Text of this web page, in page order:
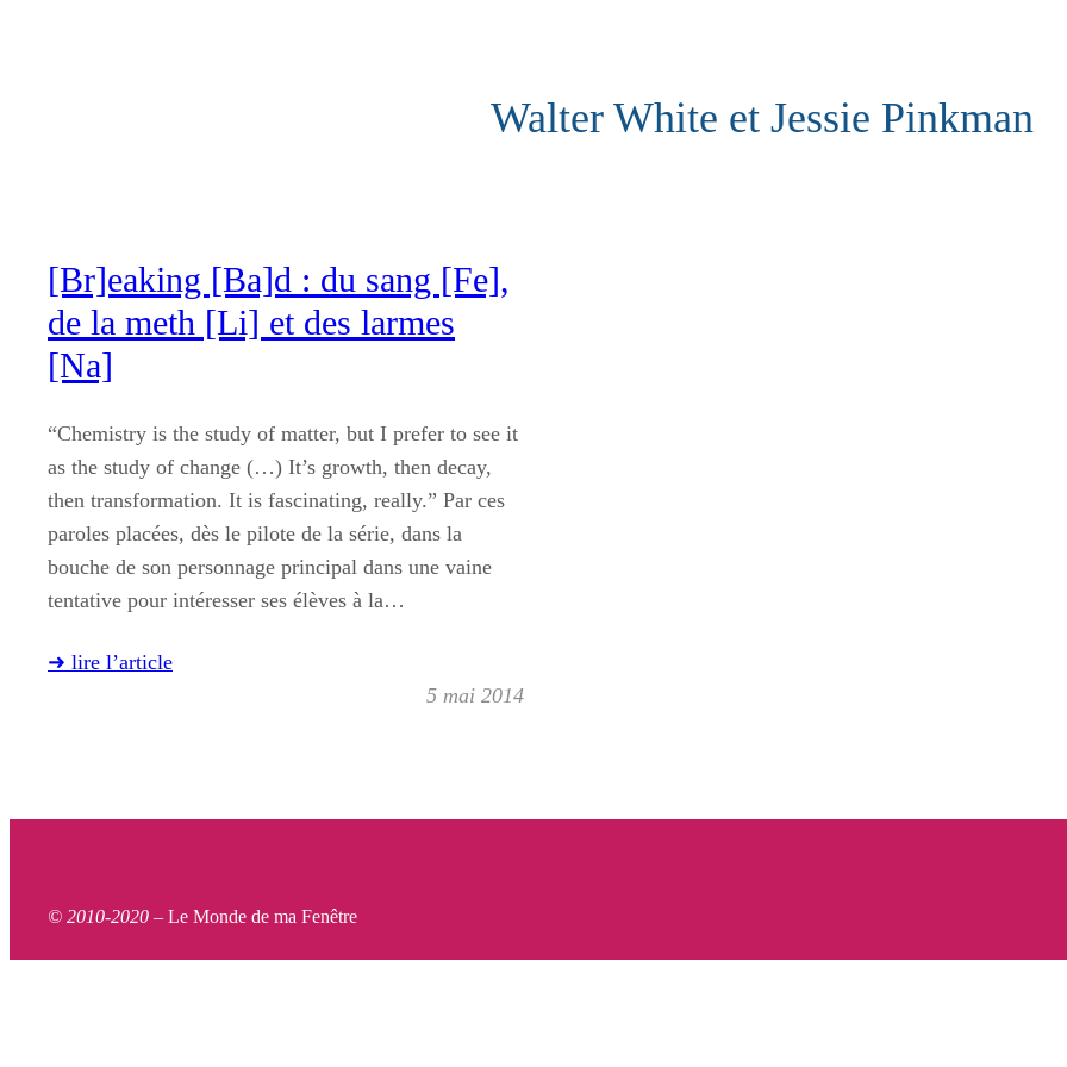
Walter White et Jessie Pinkman
[Br]eaking [Ba]d : du sang [Fe],
de la meth [Li] et des larmes
[Na]
“Chemistry is the study of matter, but I prefer to see it
as the study of change (…) It’s growth, then decay,
then transformation. It is fascinating, really.” Par ces
paroles placées, dès le pilote de la série, dans la
bouche de son personnage principal dans une vaine
tentative pour intéresser ses élèves à la…
➜ lire l’article
5 mai 2014
© 2010-2020 – Le Monde de ma Fenêtre